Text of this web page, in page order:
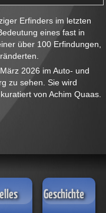
Erfinders im letzten
eines fast in
über 100 Erfindungen,
2026 im Auto- und
zu sehen. Sie wird
von Achim Quaas.
Geschichte